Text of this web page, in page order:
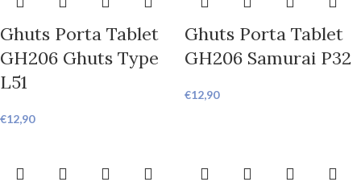
Ghuts Porta Tablet
GH206 Ghuts Type
L51
€12,90
Ghuts Porta Tablet
GH206 Samurai P32
€12,90